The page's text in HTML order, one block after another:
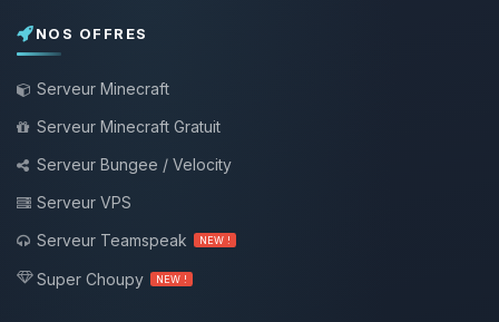
NOS OFFRES
Serveur Minecraft
Serveur Minecraft Gratuit
Serveur Bungee / Velocity
Serveur VPS
Serveur Teamspeak
NEW !
Super Choupy NEW !